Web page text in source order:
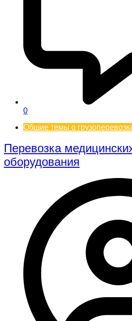
0
Общие темы о
Перевозка
оборудования